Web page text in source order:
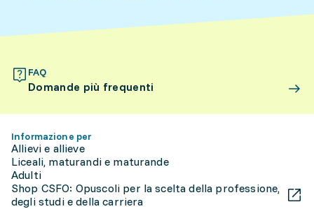
FAQ
Domande più frequenti
Informazione per
Allievi e allieve
Liceali, maturandi e maturande
Adulti
Shop CSFO: Opuscoli per la scelta della professione,
degli studi e della carriera